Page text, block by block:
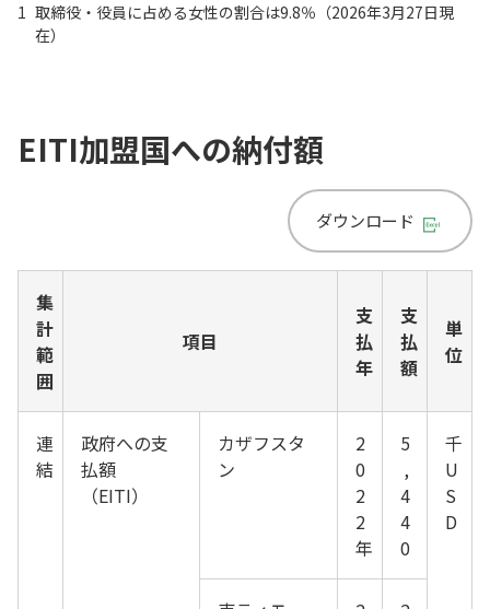
1 取締役・役員に占める女性の割合は9.8％（2026年3月27日現
在）
EITI加盟国への納付額
ダウンロード
集
計
範
囲
項目
支
払
年
支
払
額
単
位
連
結
政府への支
払額
（EITI）
カザフスタ
ン
2
0
2
2
年
5
,
4
4
0
千
U
S
D